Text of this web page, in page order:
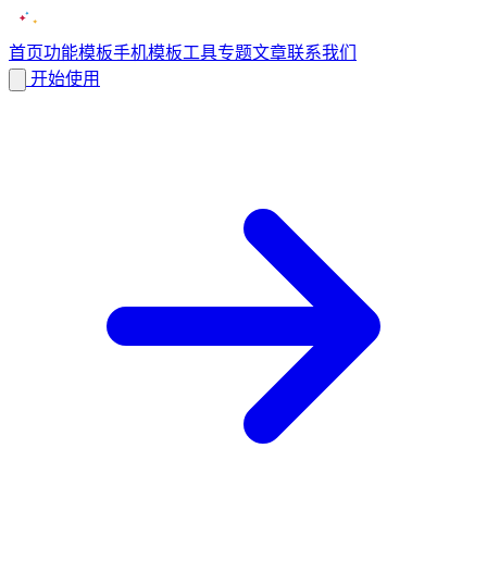
首页功能模板手机模板工具专题文章联系我们
开始使用